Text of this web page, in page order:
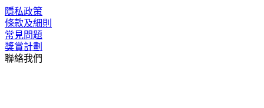
隱私政策
條款及細則
常見問題
獎賞計劃
聯絡我們